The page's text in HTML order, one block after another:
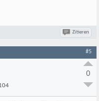
Zitieren
#5
0